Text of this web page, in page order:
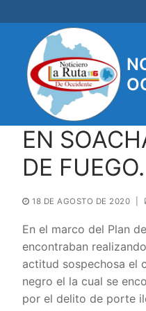
al
contenido
EN
DE FUEGO.
18 DE AGOSTO DE 2020
En el marco del Plan
encontraban
actitud sospechosa el
negro el la cual se
por el delito de porte